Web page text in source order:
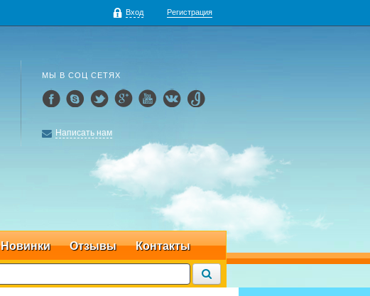
Вход Регистрация
МЫ В СОЦ СЕТЯХ
Написать нам
Новинки Отзывы Контакты